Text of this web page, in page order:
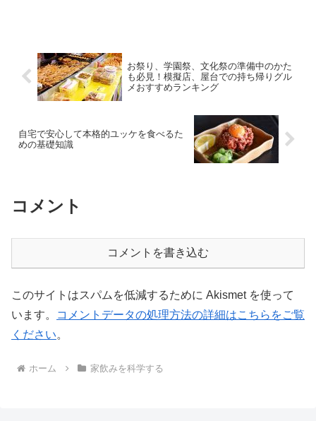
お祭り、学園祭、文化祭の準備中のかた
も必見！模擬店、屋台での持ち帰りグル
メおすすめランキング
自宅で安心して本格的ユッケを食べるた
めの基礎知識
コメント
コメントを書き込む
このサイトはスパムを低減するために Akismet を使って
います。
コメントデータの処理方法の詳細はこちらをご覧
ください。
ホーム 家飲みを科学する